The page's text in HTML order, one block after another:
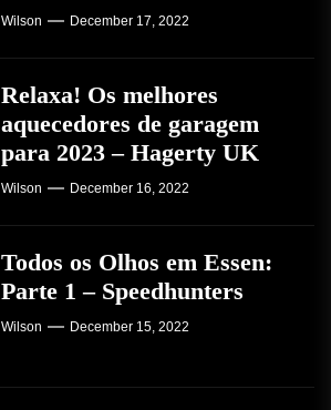
Wilson December 17, 2022
Relaxa! Os melhores
aquecedores de garagem
para 2023 – Hagerty UK
Wilson December 16, 2022
Todos os Olhos em Essen:
Parte 1 – Speedhunters
Wilson December 15, 2022